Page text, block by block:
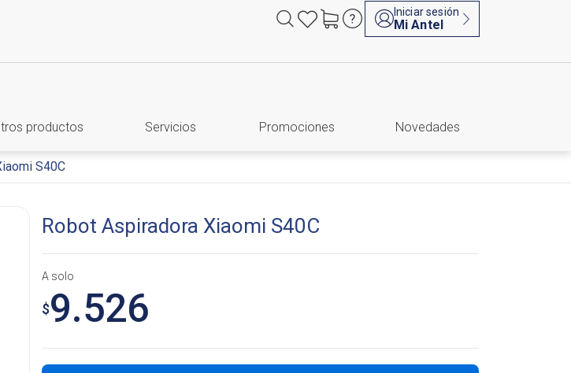
Iniciar sesión
Mi Antel
productos Servicios Promociones Novedades
S40C
Robot Aspiradora Xiaomi S40C
A solo
$9.526